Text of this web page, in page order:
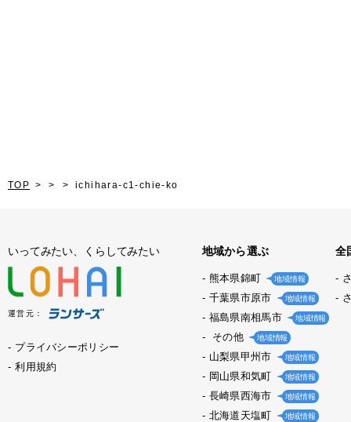
TOP ichihara-c1-chie-ko
いってみたい、くらしてみたい
運営元：
プライバシーポリシー
利用規約
地域から選ぶ
熊本県錦町 地域情報
千葉県市原市 地域情報
福島県南相馬市 地域情報
その他 地域情報
山梨県甲州市 地域情報
岡山県和気町 地域情報
長崎県西海市 地域情報
北海道天塩町 地域情報
全